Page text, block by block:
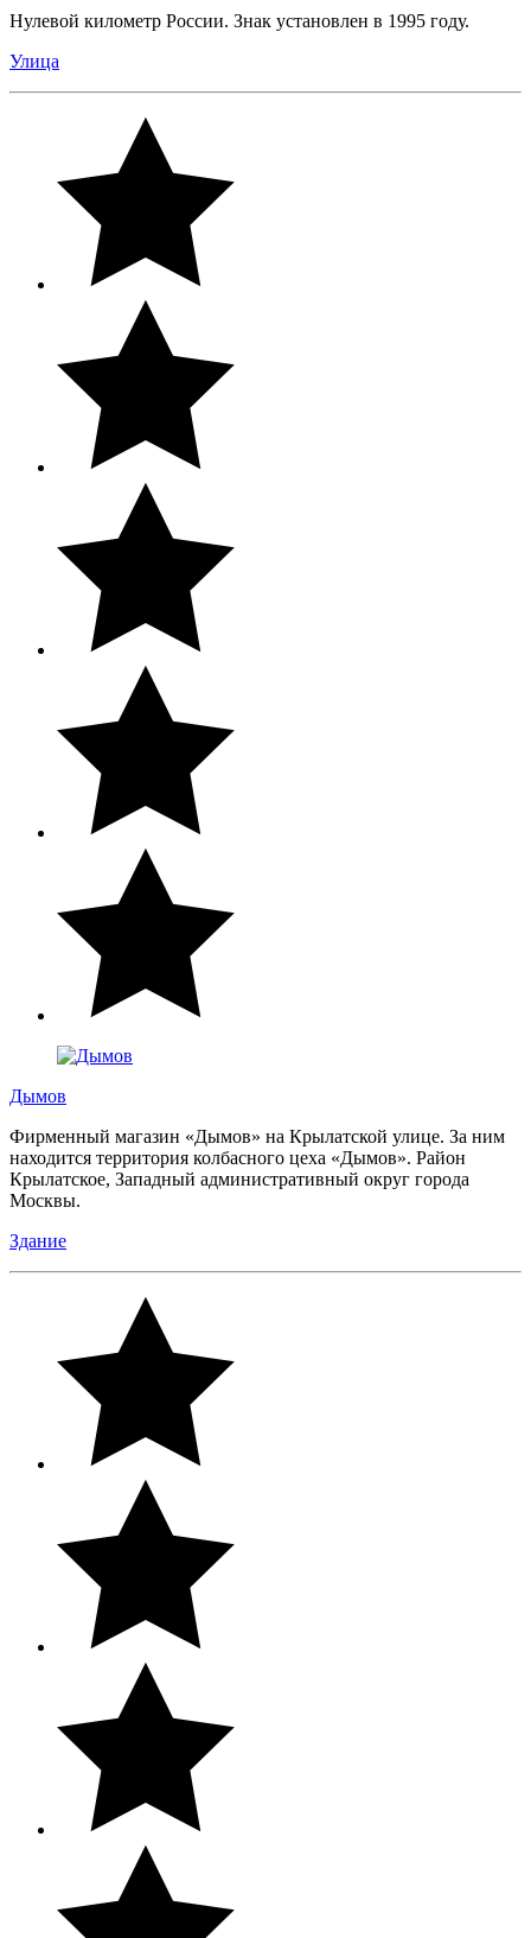
Нулевой километр России. Знак установлен в 1995 году.
Улица
Дымов
Фирменный магазин «Дымов» на Крылатской улице. За ним
находится территория колбасного цеха «Дымов». Район
Крылатское, Западный административный округ города
Москвы.
Здание